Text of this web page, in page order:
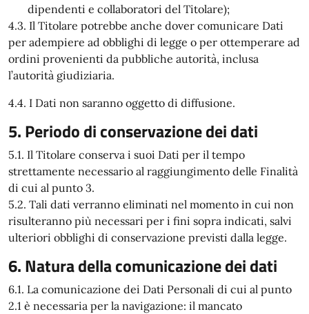
dipendenti e collaboratori del Titolare);
4.3. Il Titolare potrebbe anche dover comunicare Dati
per adempiere ad obblighi di legge o per ottemperare ad
ordini provenienti da pubbliche autorità, inclusa
l’autorità giudiziaria.
4.4. I Dati non saranno oggetto di diffusione.
5. Periodo di conservazione dei dati
5.1. Il Titolare conserva i suoi Dati per il tempo
strettamente necessario al raggiungimento delle Finalità
di cui al punto 3.
5.2. Tali dati verranno eliminati nel momento in cui non
risulteranno più necessari per i fini sopra indicati, salvi
ulteriori obblighi di conservazione previsti dalla legge.
6. Natura della comunicazione dei dati
6.1. La comunicazione dei Dati Personali di cui al punto
2.1 è necessaria per la navigazione: il mancato